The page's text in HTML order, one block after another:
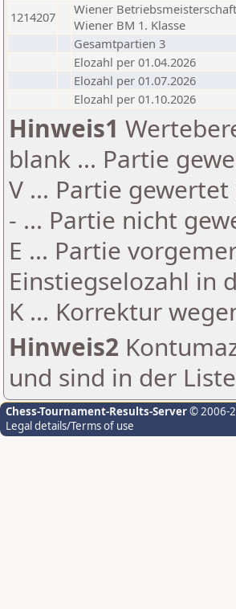
1214207
Wiener
Wiener BM 1. Klasse
Gesamtpartien 3
Elozahl per 01.04.2026
Elozahl per 01.07.2026
Elozahl per 01.10.2026
Hinweis1
blank ... Partie
V ... Partie
- ... Partie nicht
E ... Partie
Einstiegselozahl in
K ... Korrektur
Hinweis2
und sind in der
Chess-Tournament-Results-Server© 2006-
Legal details/Terms of use